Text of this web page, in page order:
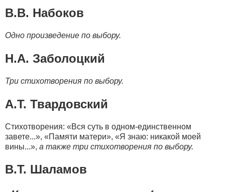
В.В. Набоков
Одно произведение по выбору.
Н.А. Заболоцкий
Три стихотворения по выбору.
А.Т. Твардовский
Стихотворения: «Вся суть в одном-единственном
завете...», «Памяти матери», «Я знаю: никакой моей
вины...», а также три стихотворения по выбору.
В.Т. Шаламов